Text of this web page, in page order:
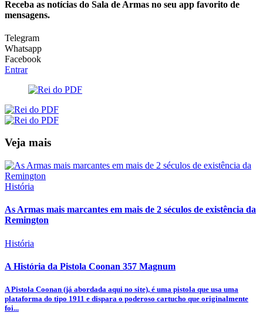
Receba as notícias do Sala de Armas no seu app favorito de
mensagens.
Telegram
Whatsapp
Facebook
Entrar
Veja mais
História
As Armas mais marcantes em mais de 2 séculos de existência da
Remington
História
A História da Pistola Coonan 357 Magnum
A Pistola Coonan (já abordada aqui no site), é uma pistola que usa uma
plataforma do tipo 1911 e dispara o poderoso cartucho que originalmente
foi...